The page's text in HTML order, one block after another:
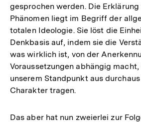
gesprochen werden. Die
Phänomen liegt im Begriff der
totalen Ideologie. Sie löst die
Denkbasis auf, indem sie die
was wirklich ist, von der
Voraussetzungen abhängig
unserem Standpunkt aus
Charakter tragen.
Das aber hat nun zweierlei zur